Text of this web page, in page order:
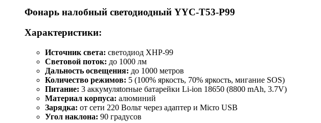
Фонарь налобный светодиодный YYC-T53-P99
Характеристики:
Источник света: светодиод XHP-99
Световой поток: до 1000 лм
Дальность освещения: до 1000 метров
Количество режимов: 5 (100% яркость, 70% яркость, мигание SOS)
Питание: 3 аккумуляtorные батарейки Li-ion 18650 (8800 mAh, 3.7V)
Материал корпуса: алюминий
Зарядка: от сети 220 Вольт через адаптер и Micro USB
Угол наклона: 90 градусов